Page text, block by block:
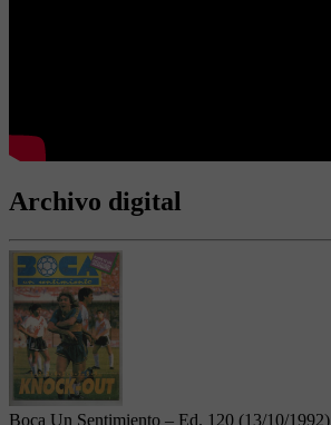
Archivo digital
Boca Un Sentimiento – Ed. 120 (13/10/1992)